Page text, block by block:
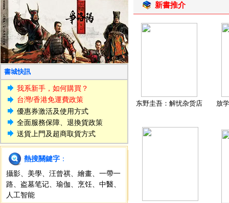
書城快訊
我系新手，如何購買？
台灣/香港免運費政策
優惠券激活及使用方式
全面服務保障、退換貨政策
送貨上門及超商取貨方式
熱搜關鍵字 ：
攝影
美學 汪曾祺 繪畫
一帶一
路
盗墓笔记 瑜伽 烹饪 中醫
人工智能
新書推介
东野圭吾：解忧杂货店 放